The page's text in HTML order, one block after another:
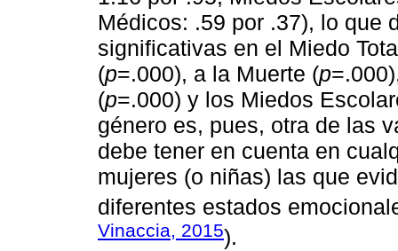
Médicos: .59 por .37), lo que
significativas en el Miedo
(p=.000), a la Muerte (p
(p=.000) y los Miedos
género es, pues, otra de las
debe tener en cuenta en
mujeres (o niñas) las que
diferentes estados
Vinaccia, 2015).